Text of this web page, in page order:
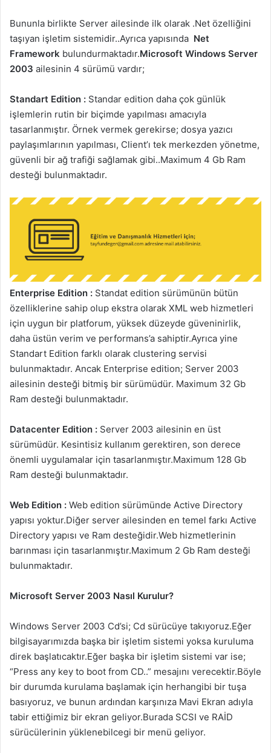
k
Bununla birlikte Server ailesinde ilk olarak .Net özelliğini
taşıyan işletim sistemidir..Ayrıca yapısında Net
Framework bulundurmaktadır.Microsoft Windows Server
2003 ailesinin 4 sürümü vardır;
Standart Edition : Standar edition daha çok günlük
işlemlerin rutin bir biçimde yapılması amacıyla
tasarlanmıştır. Örnek vermek gerekirse; dosya yazıcı
paylaşımlarının yapılması, Client’ı tek merkezden yönetme,
güvenli bir ağ trafiği sağlamak gibi..Maximum 4 Gb Ram
desteği bulunmaktadır.
Enterprise Edition : Standat edition sürümünün bütün
özelliklerine sahip olup ekstra olarak XML web hizmetleri
için uygun bir platforum, yüksek düzeyde güveninirlik,
daha üstün verim ve performans’a sahiptir.Ayrıca yine
Standart Edition farklı olarak clustering servisi
bulunmaktadır. Ancak Enterprise edition; Server 2003
ailesinin desteği bitmiş bir sürümüdür. Maximum 32 Gb
Ram desteği bulunmaktadır.
Datacenter Edition : Server 2003 ailesinin en üst
sürümüdür. Kesintisiz kullanım gerektiren, son derece
önemli uygulamalar için tasarlanmıştır.Maximum 128 Gb
Ram desteği bulunmaktadır.
Web Edition : Web edition sürümünde Active Directory
yapısı yoktur.Diğer server ailesinden en temel farkı Active
Directory yapısı ve Ram desteğidir.Web hizmetlerinin
barınması için tasarlanmıştır.Maximum 2 Gb Ram desteği
bulunmaktadır.
Microsoft Server 2003 Nasıl Kurulur?
Windows Server 2003 Cd’si; Cd sürücüye takıyoruz.Eğer
bilgisayarımızda başka bir işletim sistemi yoksa kuruluma
direk başlatıcaktır.Eğer başka bir işletim sistemi var ise;
“Press any key to boot from CD..” mesajını verecektir.Böyle
bir durumda kurulama başlamak için herhangibi bir tuşa
basıyoruz, ve bunun ardından karşınıza Mavi Ekran adıyla
tabir ettiğimiz bir ekran geliyor.Burada SCSI ve RAİD
sürücülerinin yüklenebilcegi bir menü geliyor.